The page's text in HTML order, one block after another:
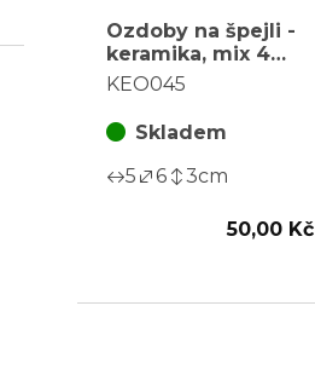
Ozdoby na špejli -
keramika, mix 4
druhů, cena za 1 ks
KEO045
Skladem
5
6 3cm
50,00 Kč